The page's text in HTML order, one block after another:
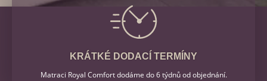
KRÁTKÉ DODACÍ TERMÍNY
Matraci Royal Comfort dodáme do 6 týdnů od objednání.